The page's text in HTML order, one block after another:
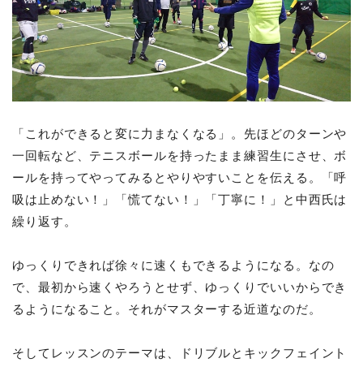
「これができると変に力まなくなる」。先ほどのターンや
一回転など、テニスボールを持ったまま練習生にさせ、ボ
ールを持ってやってみるとやりやすいことを伝える。「呼
吸は止めない！」「慌てない！」「丁寧に！」と中西氏は
繰り返す。
ゆっくりできれば徐々に速くもできるようになる。なの
で、最初から速くやろうとせず、ゆっくりでいいからでき
るようになること。それがマスターする近道なのだ。
そしてレッスンのテーマは、ドリブルとキックフェイント